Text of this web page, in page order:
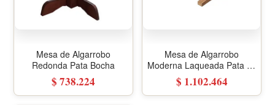
Mesa de Algarrobo
Redonda Pata Bocha
$ 738.224
Mesa de Algarrobo
Moderna Laqueada Pata en
V
$ 1.102.464